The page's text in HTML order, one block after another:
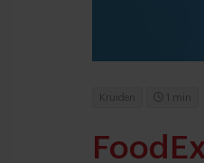
Kruiden 1 min